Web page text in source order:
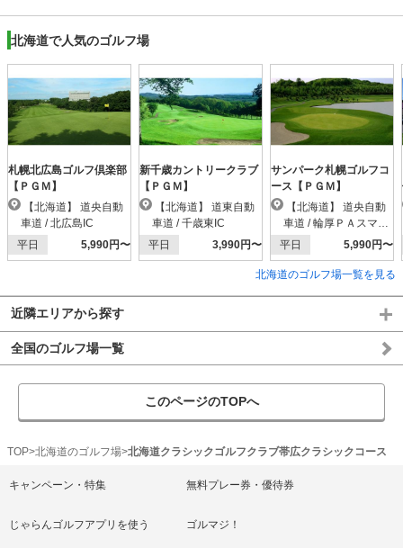
北海道で人気のゴルフ場
札幌北広島ゴルフ倶楽部
【ＰＧＭ】
車道 / 北広島IC
平日
5,990円〜
新千歳カントリークラブ
【ＰＧＭ】
車道 / 千歳東IC
平日
3,990円〜
サンパーク札幌ゴルフコ
ース【ＰＧＭ】
車道 / 輪厚ＰＡスマー
トIC
平日 5,990円〜
北海道のゴルフ場一覧を見る
近隣エリアから探す
全国のゴルフ場一覧
このページのTOPへ
TOP 北海道のゴルフ場 北海道クラシックゴルフクラブ帯広クラシックコース
キャンペーン・特集 無料プレー券・優待券
じゃらんゴルフアプリを使う ゴルマジ！